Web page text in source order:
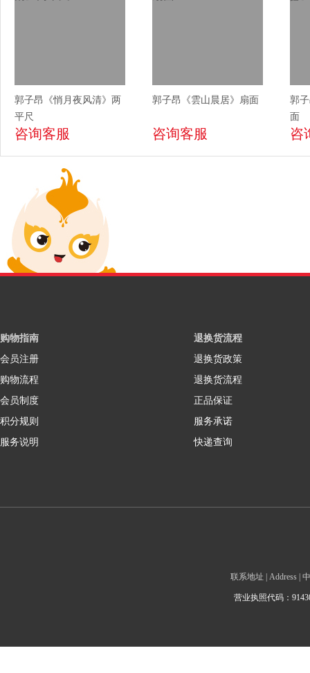
郭子昂《悄月夜风清》两
平尺
咨询客服
郭子昂《雲山晨居》扇面
咨询客服
郭
面
咨
购物指南
会员注册
购物流程
会员制度
积分规则
服务说明
退换货流程
退换货政策
退换货流程
正品保证
服务承诺
快递查询
联系地址 | Address |
营业执照代码：